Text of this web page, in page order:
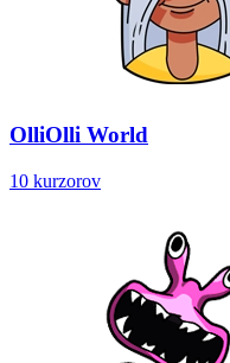
OlliOlli World
10 kurzorov